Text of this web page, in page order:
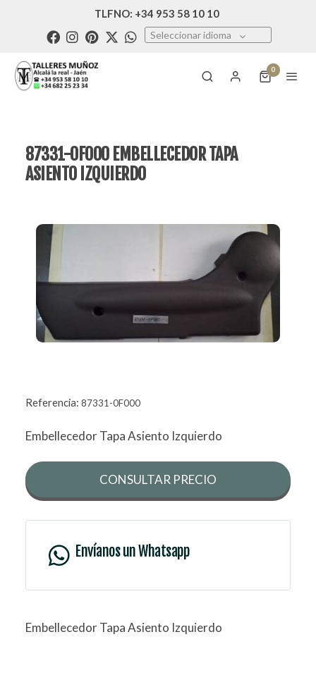
TLFNO: +34 953 58 10 10
Seleccionar idioma
0
87331-0F000 EMBELLECEDOR TAPA
ASIENTO IZQUIERDO
Referencia: 87331-0F000
Embellecedor Tapa Asiento Izquierdo
CONSULTAR PRECIO
Envíanos un Whatsapp
Embellecedor Tapa Asiento Izquierdo